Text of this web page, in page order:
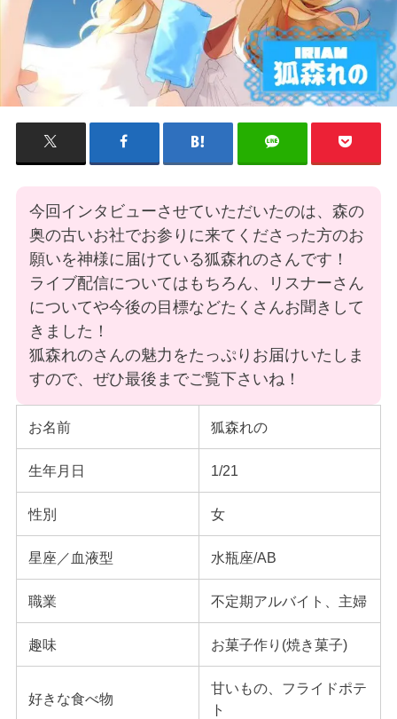
今回インタビューさせていただいたのは、森の
奥の古いお社でお参りに来てくださった方のお
願いを神様に届けている狐森れのさんです！
ライブ配信についてはもちろん、リスナーさん
についてや今後の目標などたくさんお聞きして
きました！
狐森れのさんの魅力をたっぷりお届けいたしま
すので、ぜひ最後までご覧下さいね！
お名前 狐森れの
生年月日 1/21
性別 女
星座／血液型 水瓶座/AB
職業 不定期アルバイト、主婦
趣味 お菓子作り(焼き菓子)
好きな食べ物
甘いもの、フライドポテ
ト